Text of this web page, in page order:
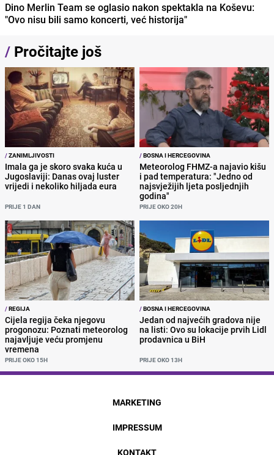
Dino Merlin Team se oglasio nakon spektakla na Koševu:
"Ovo nisu bili samo koncerti, već historija"
/ Pročitajte još
/ZANIMLJIVOSTI
Imala ga je skoro svaka kuća u
Jugoslaviji: Danas ovaj luster
vrijedi i nekoliko hiljada eura
PRIJE 1 DAN
/BOSNA I HERCEGOVINA
Meteorolog FHMZ-a najavio kišu
i pad temperatura: "Jedno od
najsvježijih ljeta posljednjih
godina"
PRIJE OKO 20H
/REGIJA
Cijela regija čeka njegovu
progonozu: Poznati meteorolog
najavljuje veću promjenu
vremena
PRIJE OKO 15H
/BOSNA I HERCEGOVINA
Jedan od najvećih gradova nije
na listi: Ovo su lokacije prvih Lidl
prodavnica u BiH
PRIJE OKO 13H
MARKETING
IMPRESSUM
KONTAKT